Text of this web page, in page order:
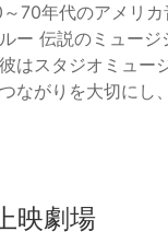
70年代のアメリカ
ー 伝説のミュー
はスタジオミュー
ながりを大切にし
映劇場